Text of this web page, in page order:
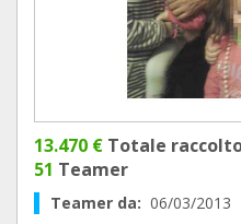
13.470 € Totale
51 Teamer
Teamer da: 06/03/2013